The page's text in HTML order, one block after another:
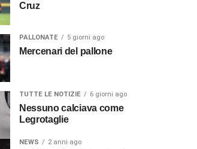
Cruz
PALLONATE 5 giorni ago
Mercenari del pallone
TUTTE LE NOTIZIE 6 giorni ago
Nessuno calciava come
Legrotaglie
NEWS 2 anni ago